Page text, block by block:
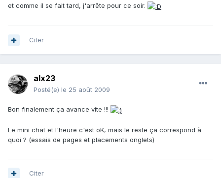
et comme il se fait tard, j'arrête pour ce soir.
Citer
alx23
Posté(e) le 25 août 2009
Bon finalement ça avance vite !!!
Le mini chat et l'heure c'est oK, mais le reste ça correspond à
quoi ? (essais de pages et placements onglets)
Citer